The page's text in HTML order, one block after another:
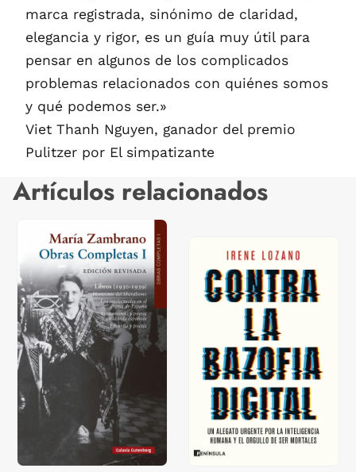
marca registrada, sinónimo de claridad,
elegancia y rigor, es un guía muy útil para
pensar en algunos de los complicados
problemas relacionados con quiénes somos
y qué podemos ser.»
Viet Thanh Nguyen, ganador del premio
Pulitzer por El simpatizante
Artículos relacionados